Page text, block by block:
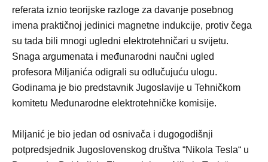
referata iznio teorijske razloge za davanje posebnog
imena praktičnoj jedinici magnetne indukcije, protiv čega
su tada bili mnogi ugledni elektrotehničari u svijetu.
Snaga argumenata i međunarodni naučni ugled
profesora Miljanića odigrali su odlučujuću ulogu.
Godinama je bio predstavnik Jugoslavije u Tehničkom
komitetu Međunarodne elektrotehničke komisije.
Miljanić je bio jedan od osnivača i dugogodišnji
potpredsjednik Jugoslovenskog društva “Nikola Tesla“ u